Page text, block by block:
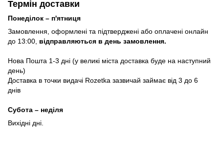
Термін доставки
Понеділок – п'ятниця
Замовлення, оформлені та підтверджені або оплачені онлайн
до 13:00, відправляються в день замовлення.
Нова Пошта 1-3 дні (у великі міста доставка буде на наступний
день)
Доставка в точки видачі Rozetka зазвичай займає від 3 до 6
днів
Субота – неділя
Вихідні дні.